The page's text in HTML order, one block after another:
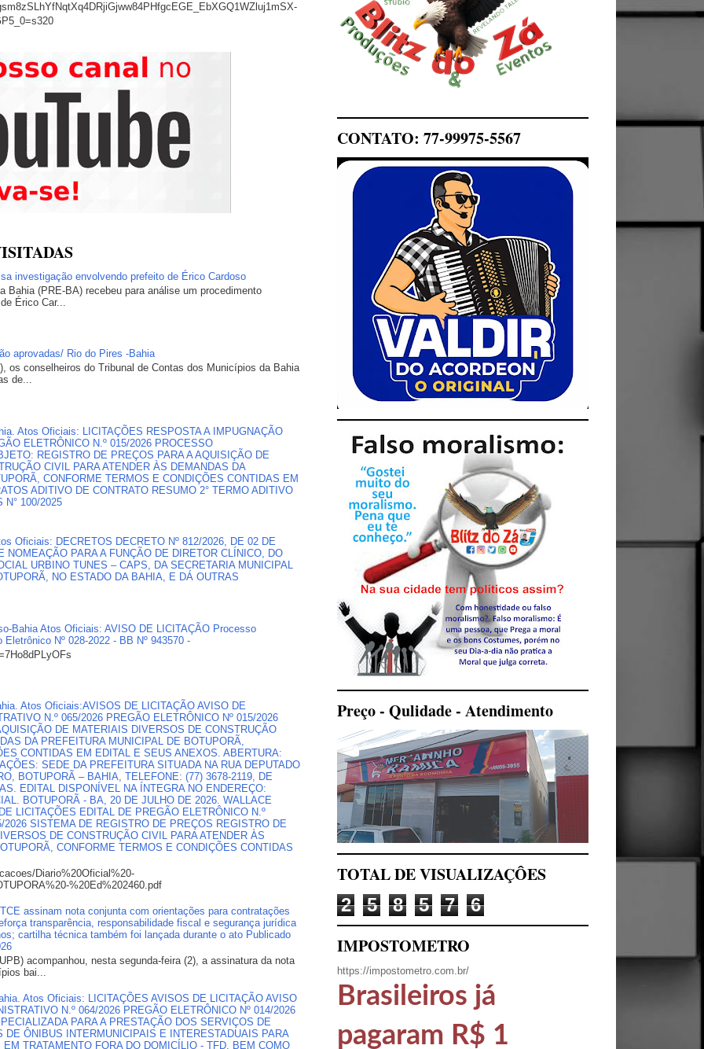
investigação envolvendo prefeito de Érico Cardoso
Bahia (PRE-BA) recebeu para análise um procedimento
Érico Car...
aprovadas/ Rio do Pires -Bahia
os conselheiros do Tribunal de Contas dos Municípios da Bahia
de...
Atos Oficiais: LICITAÇÕES RESPOSTA A IMPUGNAÇÃO
ELETRÔNICO N.º 015/2026 PROCESSO
REGISTRO DE PREÇOS PARA A AQUISIÇÃO DE
CIVIL PARA ATENDER ÀS DEMANDAS DA
CONFORME TERMOS E CONDIÇÕES CONTIDAS EM
ADITIVO DE CONTRATO RESUMO 2° TERMO ADITIVO
N° 100/2025
Oficiais: DECRETOS DECRETO Nº 812/2026, DE 02 DE
NOMEAÇÃO PARA A FUNÇÃO DE DIRETOR CLÍNICO, DO
URBINO TUNES – CAPS, DA SECRETARIA MUNICIPAL
NO ESTADO DA BAHIA, E DÁ OUTRAS
Bahia Atos Oficiais: AVISO DE LICITAÇÃO Processo
Nº 028-2022 - BB Nº 943570 -
Atos Oficiais:AVISOS DE LICITAÇÃO AVISO DE
N.º 065/2026 PREGÃO ELETRÔNICO Nº 015/2026
DE MATERIAIS DIVERSOS DE CONSTRUÇÃO
DA PREFEITURA MUNICIPAL DE BOTUPORÃ,
CONTIDAS EM EDITAL E SEUS ANEXOS. ABERTURA:
SEDE DA PREFEITURA SITUADA NA RUA DEPUTADO
BOTUPORÃ – BAHIA, TELEFONE: (77) 3678-2119, DE
EDITAL DISPONÍVEL NA ÍNTEGRA NO ENDEREÇO:
BOTUPORÃ - BA, 20 DE JULHO DE 2026. WALLACE
LICITAÇÕES EDITAL DE PREGÃO ELETRÔNICO N.º
SISTEMA DE REGISTRO DE PREÇOS REGISTRO DE
DE CONSTRUÇÃO CIVIL PARA ATENDER ÀS
CONFORME TERMOS E CONDIÇÕES CONTIDAS
Diario%20Oficial%20-
%20Ed%202460.pdf
assinam nota conjunta com orientações para contratações
transparência, responsabilidade fiscal e segurança jurídica
cartilha técnica também foi lançada durante o ato Publicado
acompanhou, nesta segunda-feira (2), a assinatura da nota
bai...
Atos Oficiais: LICITAÇÕES AVISOS DE LICITAÇÃO AVISO
N.º 064/2026 PREGÃO ELETRÔNICO Nº 014/2026
PARA A PRESTAÇÃO DOS SERVIÇOS DE
DE ÔNIBUS INTERMUNICIPAIS E INTERESTADUAIS PARA
TRATAMENTO FORA DO DOMICÍLIO - TFD, BEM COMO
CONTATO: 77-99975-5567
Preço - Qulidade - Atendimento
TOTAL DE VISUALIZAÇÔES
2 5 8 5 7 6
IMPOSTOMETRO
https://impostometro.com.br/
Brasileiros já
pagaram R$ 1